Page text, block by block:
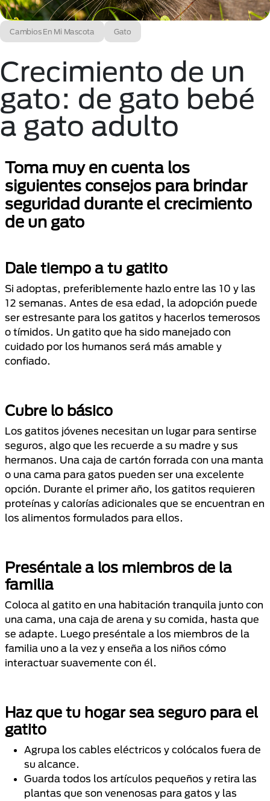
Cambios En Mi Mascota Gato
Crecimiento de un
gato: de gato bebé
a gato adulto
Toma muy en cuenta los
siguientes consejos para brindar
seguridad durante el crecimiento
de un gato
Dale tiempo a tu gatito
Si adoptas, preferiblemente hazlo entre las 10 y las
12 semanas. Antes de esa edad, la adopción puede
ser estresante para los gatitos y hacerlos temerosos
o tímidos. Un gatito que ha sido manejado con
cuidado por los humanos será más amable y
confiado.
Cubre lo básico
Los gatitos jóvenes necesitan un lugar para sentirse
seguros, algo que les recuerde a su madre y sus
hermanos. Una caja de cartón forrada con una manta
o una cama para gatos pueden ser una excelente
opción. Durante el primer año, los gatitos requieren
proteínas y calorías adicionales que se encuentran en
los alimentos formulados para ellos.
Preséntale a los miembros de la
familia
Coloca al gatito en una habitación tranquila junto con
una cama, una caja de arena y su comida, hasta que
se adapte. Luego preséntale a los miembros de la
familia uno a la vez y enseña a los niños cómo
interactuar suavemente con él.
Haz que tu hogar sea seguro para el
gatito
Agrupa los cables eléctricos y colócalos fuera de
su alcance.
Guarda todos los artículos pequeños y retira las
plantas que son venenosas para gatos y las